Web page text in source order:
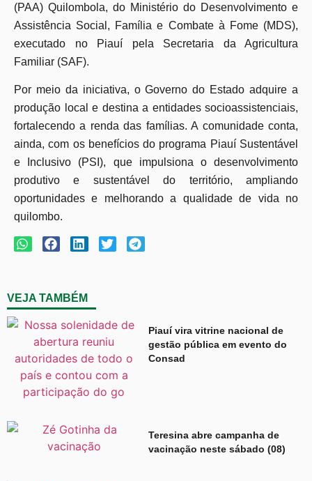
(PAA) Quilombola, do Ministério do Desenvolvimento e
Assistência Social, Família e Combate à Fome (MDS),
executado no Piauí pela Secretaria da Agricultura
Familiar (SAF).
Por meio da iniciativa, o Governo do Estado adquire a
produção local e destina a entidades socioassistenciais,
fortalecendo a renda das famílias. A comunidade conta,
ainda, com os benefícios do programa Piauí Sustentável
e Inclusivo (PSI), que impulsiona o desenvolvimento
produtivo e sustentável do território, ampliando
oportunidades e melhorando a qualidade de vida no
quilombo.
VEJA TAMBÉM
Piauí vira vitrine nacional de
gestão pública em evento do
Consad
Teresina abre campanha de
vacinação neste sábado (08)